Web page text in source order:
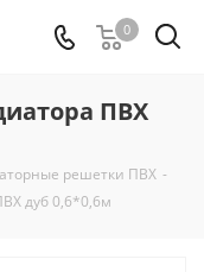
0
ПВХ
решетки ПВХ -
дуб 0,6*0,6м